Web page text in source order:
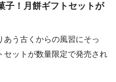
子！月餅ギフトセットが
あう古くからの風習にそっ
セットが数量限定で発売され